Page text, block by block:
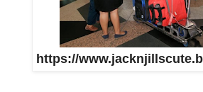
https://